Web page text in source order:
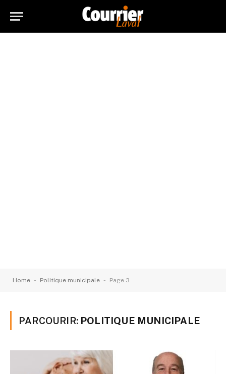
Home - Politique municipale - Page 3
PARCOURIR: POLITIQUE MUNICIPALE